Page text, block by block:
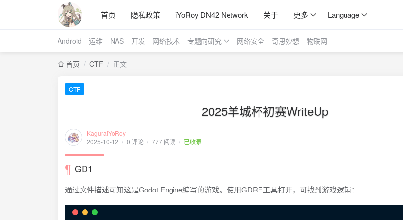
首页 隐私政策 iYoRoy DN42 Network 关于 更多 Language
Android 运维 NAS 开发 网络技术 专题向研究 网络安全 奇思妙想 物联网
首页 / CTF / 正文
CTF
2025羊城杯初赛WriteUp
KaguraiYoRoy
2025-10-12 / 0 评论 / 777 阅读 / 已收录
GD1
通过文件描述可知这是Godot Engine编写的游戏。使用GDRE工具打开，可找到游戏逻辑：